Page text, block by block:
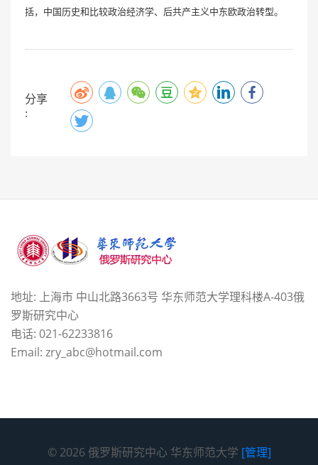
括，中国历史和比较政治经济学、后共产主义中东欧政治转型。
分享
:
地址: 上海市 中山北路3663号 华东师范大学理科楼A-403俄
罗斯研究中心
电话: 021-62233816
Email: zry_abc@hotmail.com
© 2026 俄罗斯研究中心 华东师范大学 [管理]